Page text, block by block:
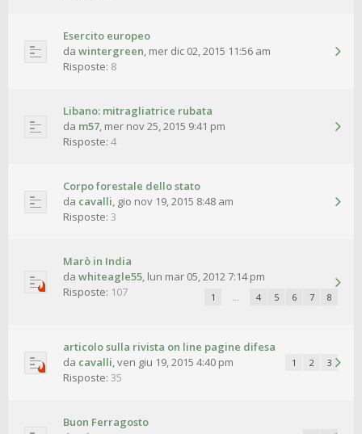
Esercito europeo
da wintergreen, mer dic 02, 2015 11:56 am
Risposte: 8
Libano: mitragliatrice rubata
da m57, mer nov 25, 2015 9:41 pm
Risposte: 4
Corpo forestale dello stato
da cavalli, gio nov 19, 2015 8:48 am
Risposte: 3
Marò in India
da whiteagle55, lun mar 05, 2012 7:14 pm
1 … 4 5 6 7 8
Risposte: 107
articolo sulla rivista on line pagine difesa
da cavalli,ven giu 19, 2015 4:40 pm 1 2 3
Risposte: 35
Buon Ferragosto